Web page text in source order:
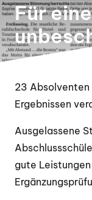
Für
23 Absolventen
Ergebnissen
Ausgelassene
gute